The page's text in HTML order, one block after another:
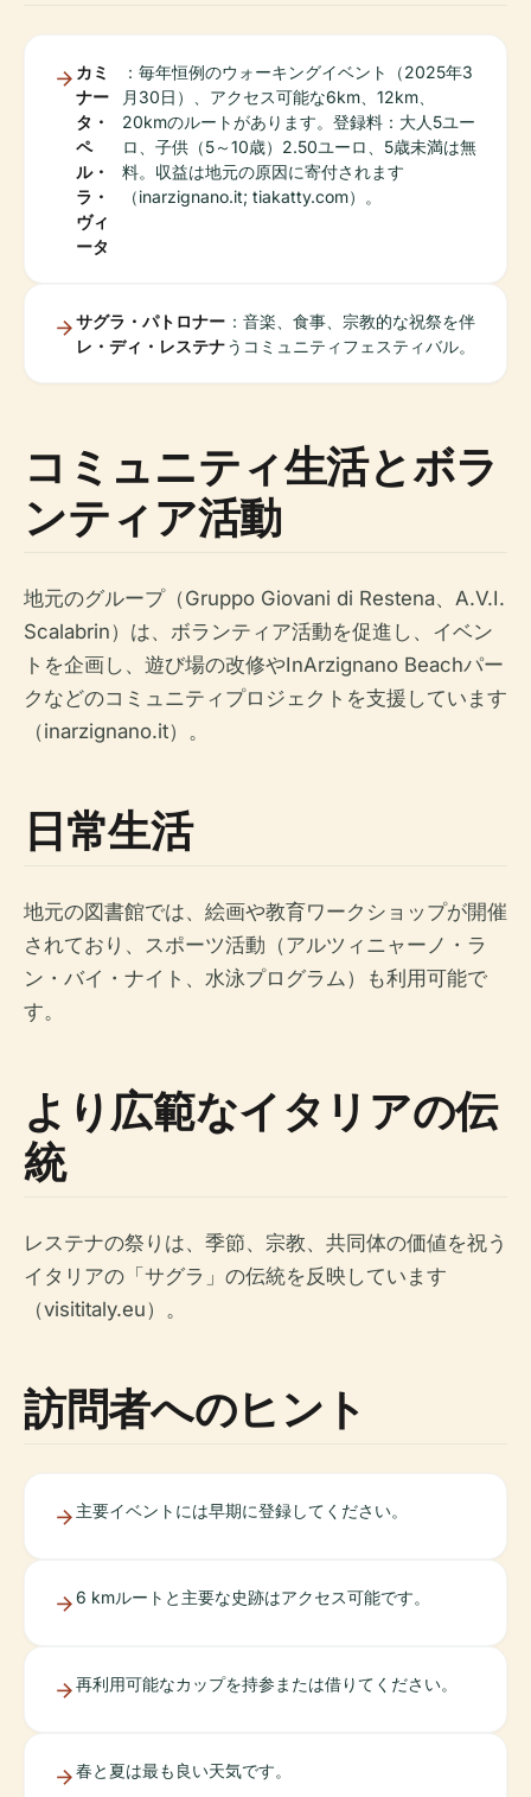
カミ
ナー
タ・
ペ
ル・
ラ・
ヴィ
ータ
：毎年恒例のウォーキングイベント（2025年3
月30日）、アクセス可能な6km、12km、
20kmのルートがあります。登録料：大人5ユー
ロ、子供（5～10歳）2.50ユーロ、5歳未満は無
料。収益は地元の原因に寄付されます
（inarzignano.it; tiakatty.com）。
サグラ・パトロナー
レ・ディ・レステナ
：音楽、食事、宗教的な祝祭を伴
うコミュニティフェスティバル。
コミュニティ生活とボラ
ンティア活動
地元のグループ（Gruppo Giovani di Restena、A.V.I.
Scalabrin）は、ボランティア活動を促進し、イベン
トを企画し、遊び場の改修やInArzignano Beachパー
クなどのコミュニティプロジェクトを支援しています
（inarzignano.it）。
日常生活
地元の図書館では、絵画や教育ワークショップが開催
されており、スポーツ活動（アルツィニャーノ・ラ
ン・バイ・ナイト、水泳プログラム）も利用可能で
す。
より広範なイタリアの伝
統
レステナの祭りは、季節、宗教、共同体の価値を祝う
イタリアの「サグラ」の伝統を反映しています
（visititaly.eu）。
訪問者へのヒント
主要イベントには早期に登録してください。
6 kmルートと主要な史跡はアクセス可能です。
再利用可能なカップを持参または借りてください。
春と夏は最も良い天気です。